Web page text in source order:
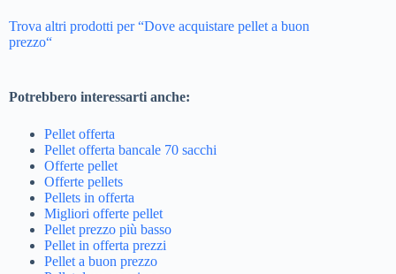
Trova altri prodotti per “Dove acquistare pellet a buon
prezzo“
Potrebbero interessarti anche:
Pellet offerta
Pellet offerta bancale 70 sacchi
Offerte pellet
Offerte pellets
Pellets in offerta
Migliori offerte pellet
Pellet prezzo più basso
Pellet in offerta prezzi
Pellet a buon prezzo